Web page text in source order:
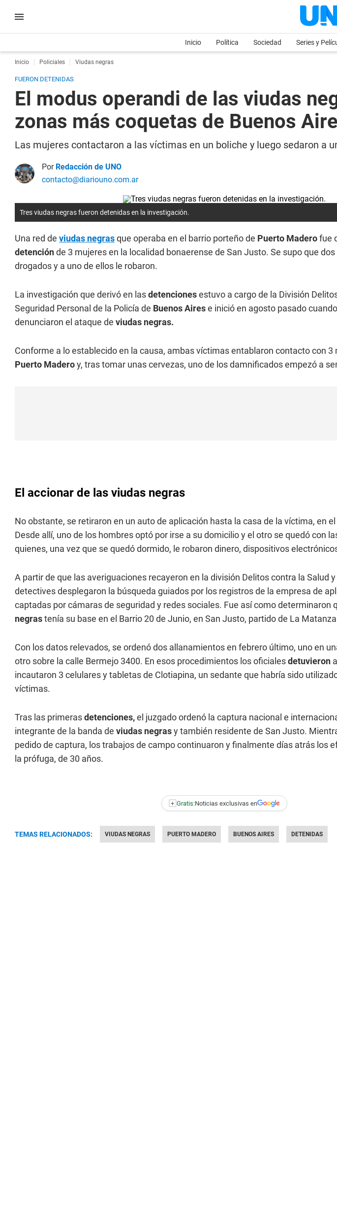
Inicio Política Sociedad Series y
Inicio Policiales Viudas negras
FUERON DETENIDAS
El modus operandi de las viudas
zonas más coquetas de Buenos
Las mujeres contactaron a las víctimas en un boliche y luego sedaron a
Por Redacción de UNO
contacto@diariouno.com.ar
Tres viudas negras fueron detenidas en la investigación.
Una red de viudas negrasque operaba en el barrio porteño de Puerto Maderofue
detenciónde 3 mujeres en la localidad bonaerense de San Justo. Se supo que
drogados y a uno de ellos le robaron.
La investigación que derivó en lasdetencionesestuvo a cargo de la División
Seguridad Personal de la Policía de Buenos Airese inició en agosto pasado
denunciaron el ataque de viudas negras.
Conforme a lo establecido en la causa, ambas víctimas entablaron contacto con 3
Puerto Maderoy, tras tomar unas cervezas, uno de los damnificados empezó a
El accionar de las viudas negras
No obstante, se retiraron en un auto de aplicación hasta la casa de la víctima, en
Desde allí, uno de los hombres optó por irse a su domicilio y el otro se quedó con
quienes, una vez que se quedó dormido, le robaron dinero, dispositivos
A partir de que las averiguaciones recayeron en la división Delitos contra la Salud
detectives desplegaron la búsqueda guiados por los registros de la empresa de
captadas por cámaras de seguridad y redes sociales. Fue así como determinaron
negrastenía su base en el Barrio 20 de Junio, en San Justo, partido de La
Con los datos relevados, se ordenó dos allanamientos en febrero último, uno en
otro sobre la calle Bermejo 3400. En esos procedimientos los oficialesdetuvieron
incautaron 3 celulares y tabletas de Clotiapina, un sedante que habría sido
víctimas.
Tras las primerasdetenciones,el juzgado ordenó la captura nacional e
integrante de la banda de viudas negrasy también residente de San Justo.
pedido de captura, los trabajos de campo continuaron y finalmente días atrás los
la prófuga, de 30 años.
+ Gratis:Noticias exclusivas en
TEMAS RELACIONADOS: VIUDAS NEGRAS PUERTO MADERO BUENOS AIRES DETENIDAS